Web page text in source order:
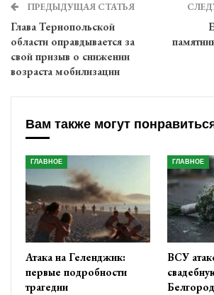
ПРЕДЫДУЩАЯ СТАТЬЯ
Глава Тернопольской
области оправдывается за
свой призыв о снижении
возраста мобилизации
Вам также могут
ГЛАВНОЕ
Атака на Геленджик:
первые подробности
трагедии
ГЛАВНОЕ
ВСУ